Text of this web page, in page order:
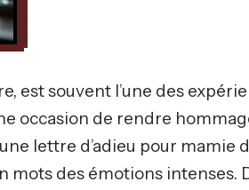
est souvent l’une des
occasion de rendre
lettre d’adieu pour mamie
mots des émotions intenses.